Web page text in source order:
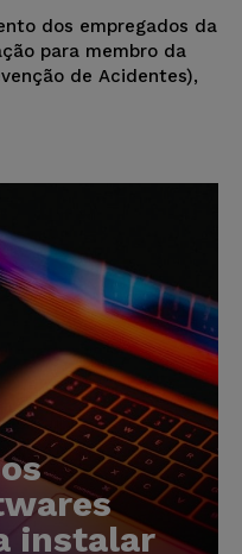
dos empregados da
para membro da
de Acidentes),
instalar